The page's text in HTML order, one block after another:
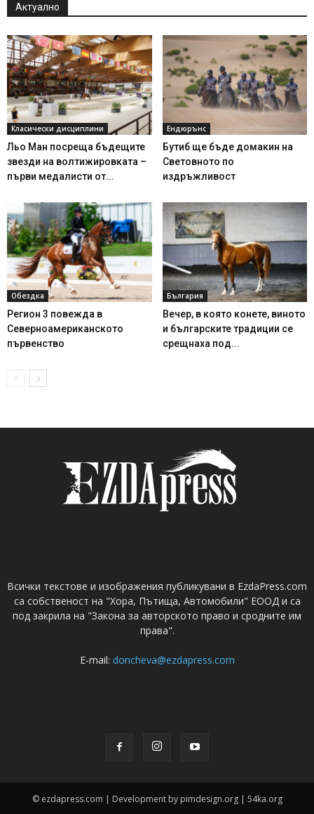
Актуално
Класически дисциплини
Льо Ман посреща бъдещите
звезди на волтижировката –
първи медалисти от...
Ендюрънс
Бутиб ще бъде домакин на
Световното по
издръжливост
Обездка
Регион 3 повежда в
Северноамериканското
първенство
България
Вечер, в която конете, виното
и българските традиции се
срещнаха под...
Всички текстове и изображения публикувани в EzdaPress.com
са собственост на "Хора, Пътища, Автомобили" ЕООД и са
под закрила на "Закона за авторското право и сродните им
права".
E-mail: doncheva@ezdapress.com
© ezdapress.com | Development by pimdesign.org | 54ka.org